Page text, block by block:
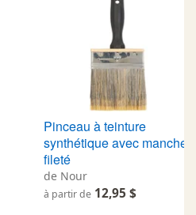
Pinceau à teinture
synthétique avec manche
fileté
de Nour
à partir de 12,95 $